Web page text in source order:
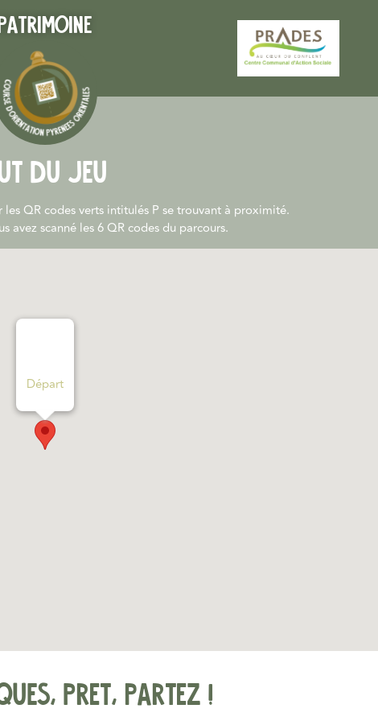
DU JEU
les QR codes verts intitulés P se trouvant à proximité.
avez scanné les 6 QR codes du parcours.
Départ
Pret, partez !